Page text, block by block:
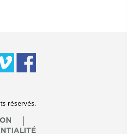
réservés.